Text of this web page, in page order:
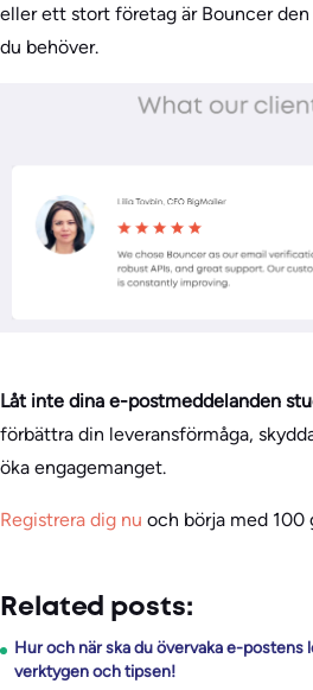
eller ett stort företag är Bouncer
du behöver.
Låt inte dina e-postmeddelanden
förbättra din leveransförmåga,
öka engagemanget.
Registrera dig nu och börja med 100
Related posts:
Hur och när ska du övervaka e-postens
verktygen och tipsen!